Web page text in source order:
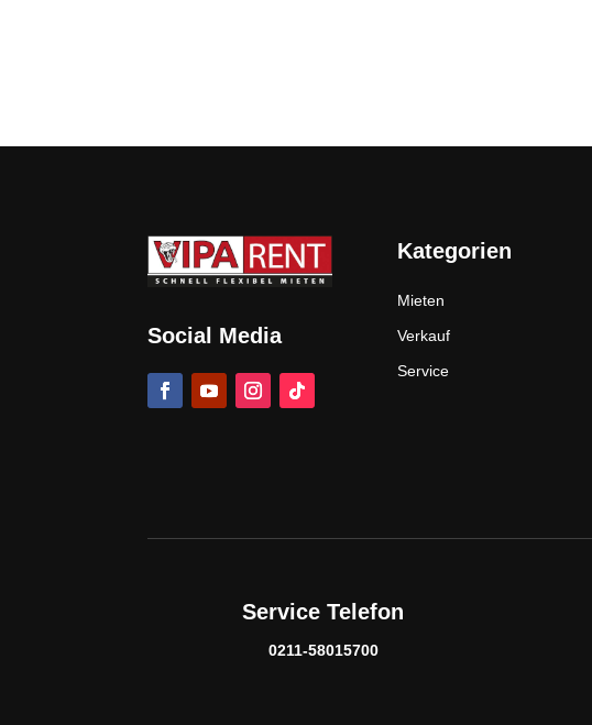
Social Media
Kategorien
Mieten
Verkauf
Service
Service Telefon
0211-58015700